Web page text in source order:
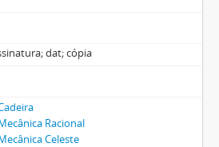
dat; cópia
Racional
Celeste